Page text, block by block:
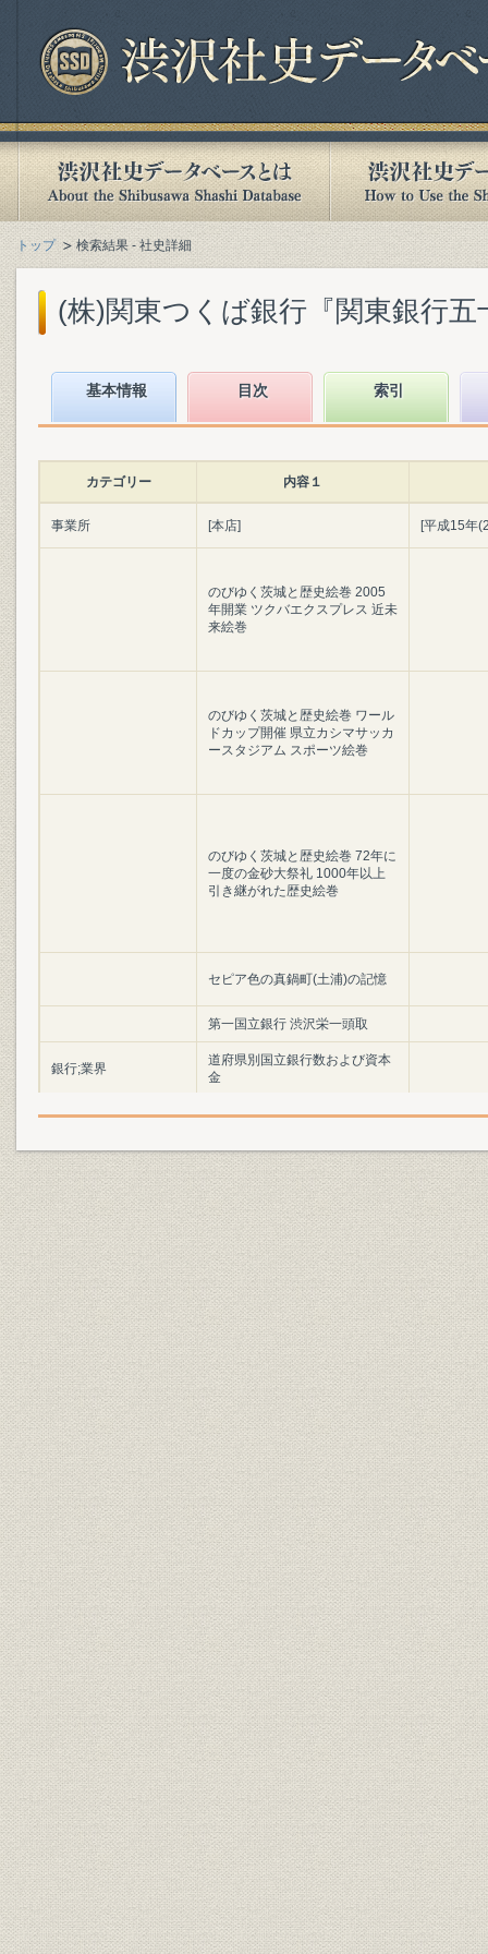
トップ 検索結果 - 社史詳細
(株)関東つくば銀行『関東銀行五
基本情報 目次 索引
カテゴリー 内容１
事業所 [本店] [平成15年
のびゆく茨城と歴史絵巻 2005
年開業 ツクバエクスプレス 近未
来絵巻
のびゆく茨城と歴史絵巻 ワール
ドカップ開催 県立カシマサッカ
ースタジアム スポーツ絵巻
のびゆく茨城と歴史絵巻 72年に
一度の金砂大祭礼 1000年以上
引き継がれた歴史絵巻
セピア色の真鍋町(土浦)の記憶
第一国立銀行 渋沢栄一頭取
銀行;業界
道府県別国立銀行数および資本
金
貯蓄;経営
店舗設置予定地の既存銀行預金
昭和25年
業界;銀行 新設銀行一覧
昭和25年
29年(1954
役員
会長・頭取列伝 1 初代会長 菊田
七平、初代頭取 風戸元愛
経営政策 基本方針 [昭和27年
財務・業績;貯蓄 第1期末預金残高および構成 [昭和28年
事業所 創業期3年間の出店情況
昭和27年
29年(1954
事業所 [支店]
[昭和27年
年(1954年
組織;経営 創業当初の事務分掌一覧 [昭和28年
人事
辞令(4月より見習採用、5月採
用)、多賀支店開設時の発令通
知、行員見習の辞令(5月正式採
用)
昭和35年
年(1962年
情報システム
普通預金会計機(NCR42号)、当
座預金会計機(バロース)、テラ
ーズマシーン(バロース)、小型
電子計算機(定期預金)、和文タ
イプライター、データ通信室
貯蓄;融資
預金残高・貸出残高および増加
率
昭和31年
(1962年)9
役員
会長・頭取列伝 2 第2代頭取 石
原秀太郎(第2代会長)、第3代頭
取 佐藤芳樹(第3代会長)
有価証券 有価証券勘定の推移
昭和44年
(1972年)9
事業所 連絡員詰所整理計画書 昭和32年